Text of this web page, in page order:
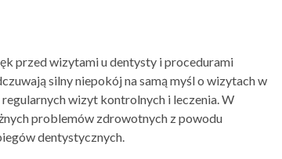
przed wizytami u dentysty i procedurami
silny niepokój na samą myśl o wizytach w
wizyt kontrolnych i leczenia. W
problemów zdrowotnych z powodu
dentystycznych.